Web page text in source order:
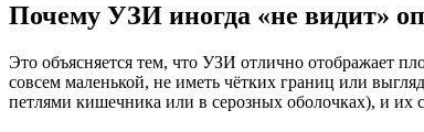
Почему УЗИ иногда «не видит»
Это объясняется тем, что УЗИ отлично отображает
совсем маленькой, не иметь чётких границ или
петлями кишечника или в серозных оболочках), и их